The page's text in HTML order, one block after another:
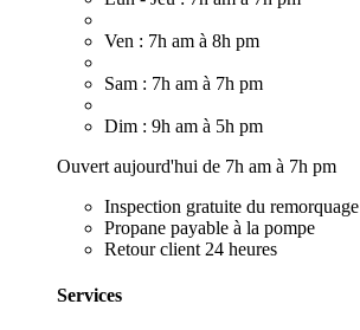
Ven : 7h am à 8h pm
Sam : 7h am à 7h pm
Dim : 9h am à 5h pm
Ouvert aujourd'hui de 7h am à 7h pm
Inspection gratuite du remorquage
Propane payable à la pompe
Retour client 24 heures
Services